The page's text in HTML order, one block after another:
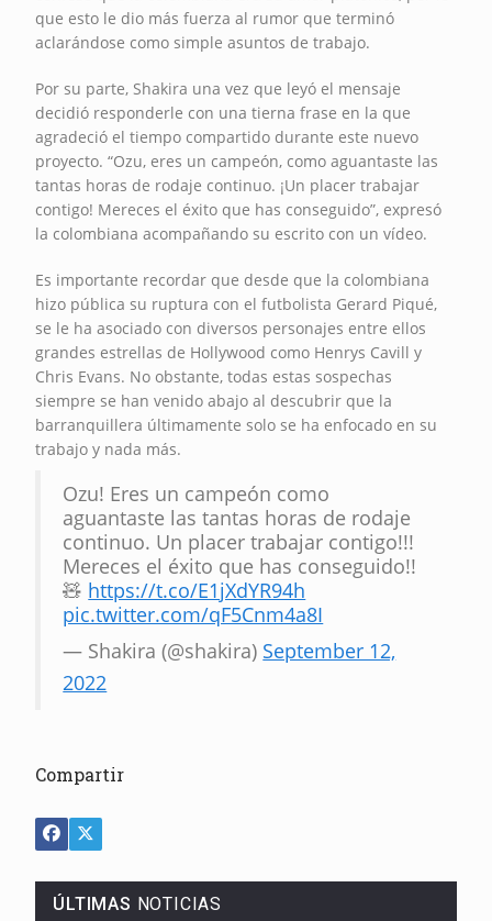
que esto le dio más fuerza al rumor que terminó
aclarándose como simple asuntos de trabajo.
Por su parte, Shakira una vez que leyó el mensaje
decidió responderle con una tierna frase en la que
agradeció el tiempo compartido durante este nuevo
proyecto. “Ozu, eres un campeón, como aguantaste las
tantas horas de rodaje continuo. ¡Un placer trabajar
contigo! Mereces el éxito que has conseguido”, expresó
la colombiana acompañando su escrito con un vídeo.
Es importante recordar que desde que la colombiana
hizo pública su ruptura con el futbolista Gerard Piqué,
se le ha asociado con diversos personajes entre ellos
grandes estrellas de Hollywood como Henrys Cavill y
Chris Evans. No obstante, todas estas sospechas
siempre se han venido abajo al descubrir que la
barranquillera últimamente solo se ha enfocado en su
trabajo y nada más.
Ozu! Eres un campeón como
aguantaste las tantas horas de rodaje
continuo. Un placer trabajar contigo!!!
Mereces el éxito que has conseguido!!
🧸 https://t.co/E1jXdYR94h
pic.twitter.com/qF5Cnm4a8I
— Shakira (@shakira) September 12,
2022
Compartir
ÚLTIMAS NOTICIAS